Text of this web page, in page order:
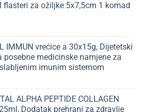
flasteri za ožiljke 5x7,5cm 1 komad
IMMUN vrećice a 30x15g, Dijetetski
posebne medicinske namjene za
imunim sistemom
ALPHA PEPTIDE COLLAGEN
Dodatak prehrani za zdravlje